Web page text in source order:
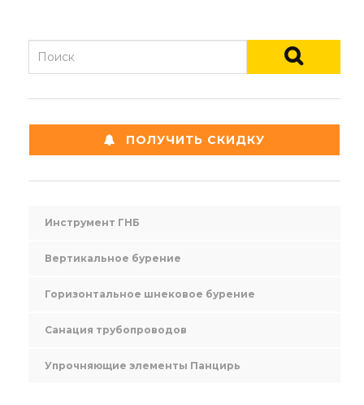
ПОЛУЧИТЬ СКИДКУ
Инструмент ГНБ
Вертикальное бурение
Горизонтальное шнековое бурение
Санация трубопроводов
Упрочняющие элементы Панцирь